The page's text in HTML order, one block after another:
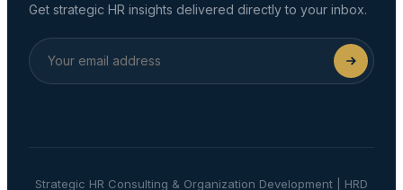
Get strategic HR insights delivered directly to your inbox.
Strategic HR Consulting & Organization Development | HRD